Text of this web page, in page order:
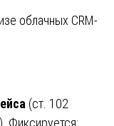
облачных CRM-
(ст. 102
Фиксируется: